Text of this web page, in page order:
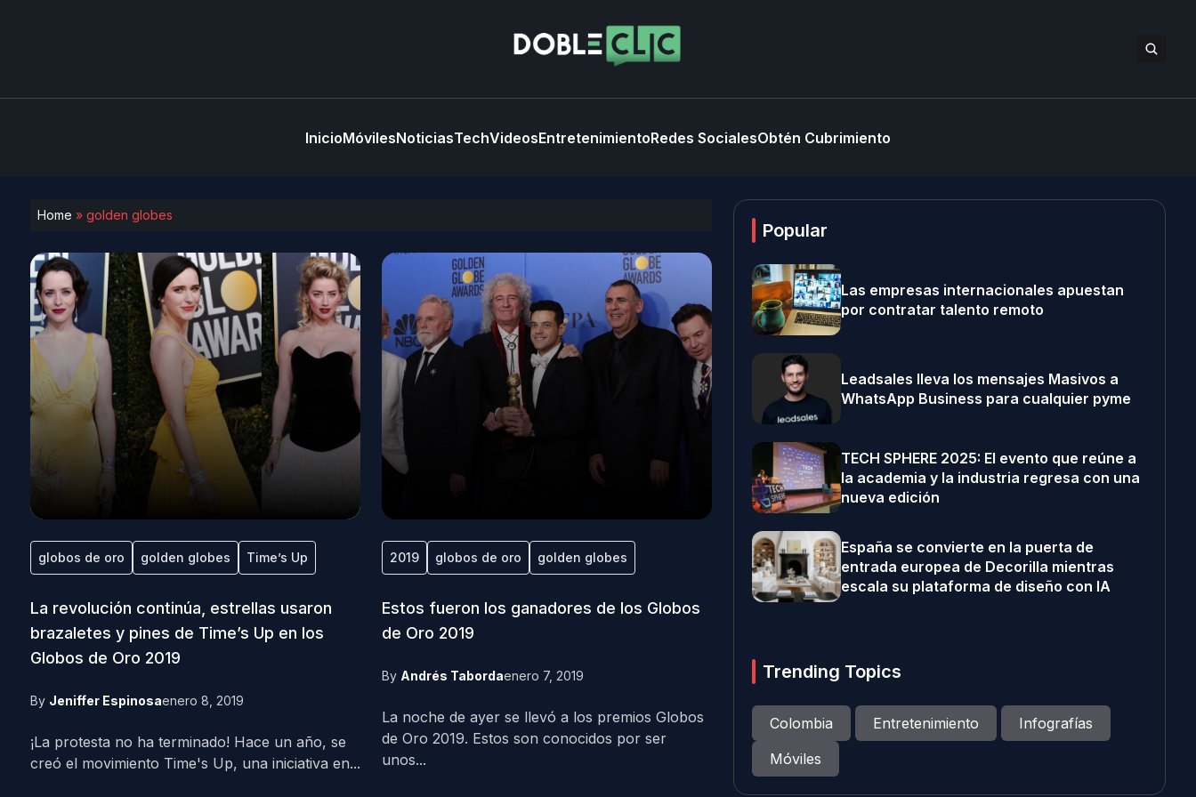
InicioMóvilesNoticiasTechVideosEntretenimientoRedes SocialesObtén Cubrimiento
Home » golden globes
globos de oro golden globes Time’s Up
La revolución continúa, estrellas usaron
brazaletes y pines de Time’s Up en los
Globos de Oro 2019
By Jeniffer Espinosaenero 8, 2019
¡La protesta no ha terminado! Hace un año, se
creó el movimiento Time's Up, una iniciativa en...
2019 globos de oro golden globes
Estos fueron los ganadores de los Globos
de Oro 2019
By Andrés Tabordaenero 7, 2019
La noche de ayer se llevó a los premios Globos
de Oro 2019. Estos son conocidos por ser
unos...
Popular
Las empresas internacionales apuestan
por contratar talento remoto
Leadsales lleva los mensajes Masivos a
WhatsApp Business para cualquier pyme
TECH SPHERE 2025: El evento que reúne a
la academia y la industria regresa con una
nueva edición
España se convierte en la puerta de
entrada europea de Decorilla mientras
escala su plataforma de diseño con IA
Trending Topics
Colombia Entretenimiento
Infografías
Móviles